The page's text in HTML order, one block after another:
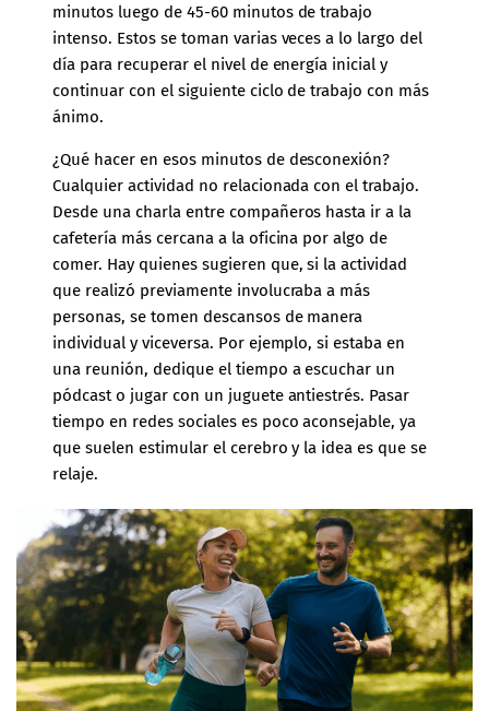
minutos luego de 45-60 minutos de trabajo
intenso. Estos se toman varias veces a lo largo del
día para recuperar el nivel de energía inicial y
continuar con el siguiente ciclo de trabajo con más
ánimo.
¿Qué hacer en esos minutos de desconexión?
Cualquier actividad no relacionada con el trabajo.
Desde una charla entre compañeros hasta ir a la
cafetería más cercana a la oficina por algo de
comer. Hay quienes sugieren que, si la actividad
que realizó previamente involucraba a más
personas, se tomen descansos de manera
individual y viceversa. Por ejemplo, si estaba en
una reunión, dedique el tiempo a escuchar un
pódcast o jugar con un juguete antiestrés. Pasar
tiempo en redes sociales es poco aconsejable, ya
que suelen estimular el cerebro y la idea es que se
relaje.